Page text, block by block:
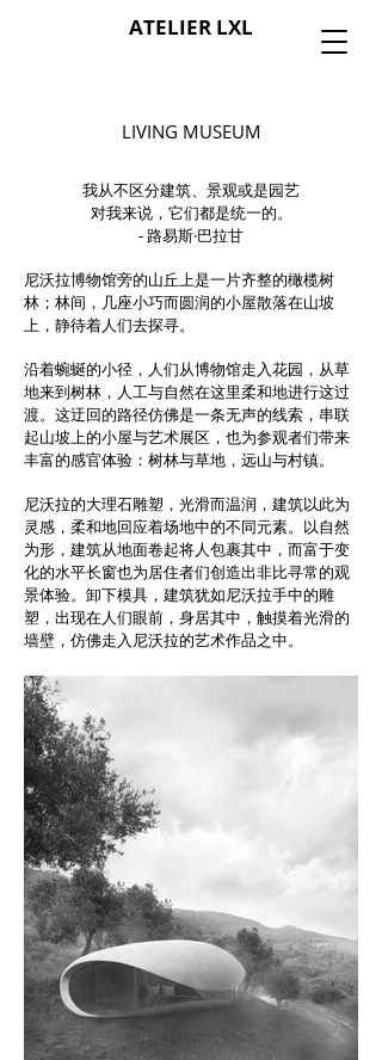
ATELIER LXL
LIVING MUSEUM
我从不区分建筑、景观或是园艺
对我来说，它们都是统一的。
- 路易斯·巴拉甘
尼沃拉博物馆旁的山丘上是一片齐整的橄榄树
林；林间，几座小巧而圆润的小屋散落在山坡
上，静待着人们去探寻。
沿着蜿蜒的小径，人们从博物馆走入花园，从草
地来到树林，人工与自然在这里柔和地进行这过
渡。这迂回的路径仿佛是一条无声的线索，串联
起山坡上的小屋与艺术展区，也为参观者们带来
丰富的感官体验：树林与草地，远山与村镇。
尼沃拉的大理石雕塑，光滑而温润，建筑以此为
灵感，柔和地回应着场地中的不同元素。以自然
为形，建筑从地面卷起将人包裹其中，而富于变
化的水平长窗也为居住者们创造出非比寻常的观
景体验。卸下模具，建筑犹如尼沃拉手中的雕
塑，出现在人们眼前，身居其中，触摸着光滑的
墙壁，仿佛走入尼沃拉的艺术作品之中。